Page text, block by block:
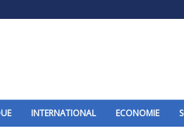
INTERNATIONAL ECONOMIE